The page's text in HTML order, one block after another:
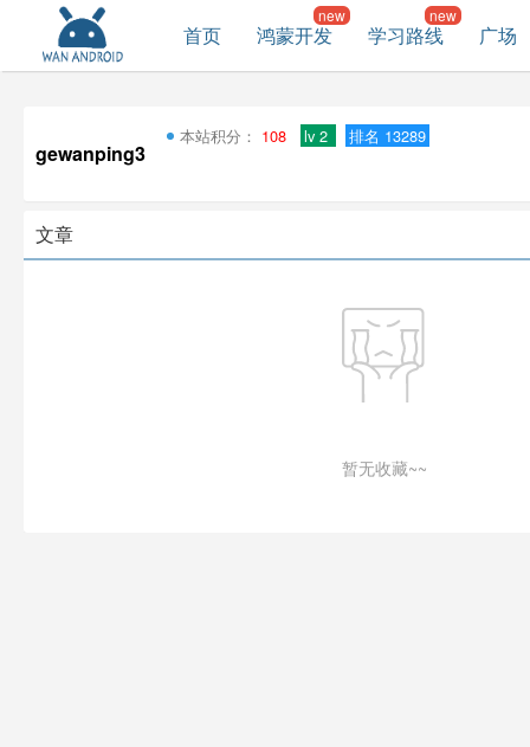
首页 鸿蒙开发 学习路线 广场
gewanping3
本站积分： 108 lv 2 排名 13289
文章
暂无收藏~~